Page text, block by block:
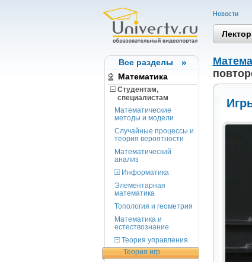
Все разделы
Математика
Студентам,
cпециалистам
Математические
методы и модели
Случайные процессы и
теория вероятности
Математический
анализ
Информатика
Элементарная
математика
Топология и геометрия
Математика и
естествознание
Теория управления
Теория игр
Новости